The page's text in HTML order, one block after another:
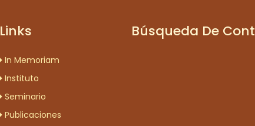
Links
In Memoriam
Instituto
Seminario
Publicaciones
Búsqueda De